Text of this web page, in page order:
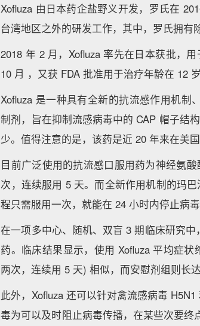
Xofluza 由日本药企盐野义开发，罗氏在
台湾地区之外的研发工作，其中，罗氏拥有
2018 年 2 月，Xofluza 率先在日本获批，
10 月 ，又获 FDA 批准用于治疗年龄在 12
Xofluza 是一种具有全新的抗流感作用机制
制剂，旨在抑制流感病毒中的 CAP 帽子结
少。值得注意的是，该药是近 20 年来在美
目前广泛使用的抗流感口服用药为神经氨
次，连续服用 5 天。而全新作用机制的玛
程只需服用一次，就能在 24 小时内停止病毒
在一项多中心、随机、双盲 3 期临床研究
药。临床结果显示，使用 Xofluza 平均症
两次，连续用 5 天) 相似，而安慰剂组则长
此外，Xofluza 还可以针对禽流感病毒
毒为可以及时阻止病毒传播，在某些次要